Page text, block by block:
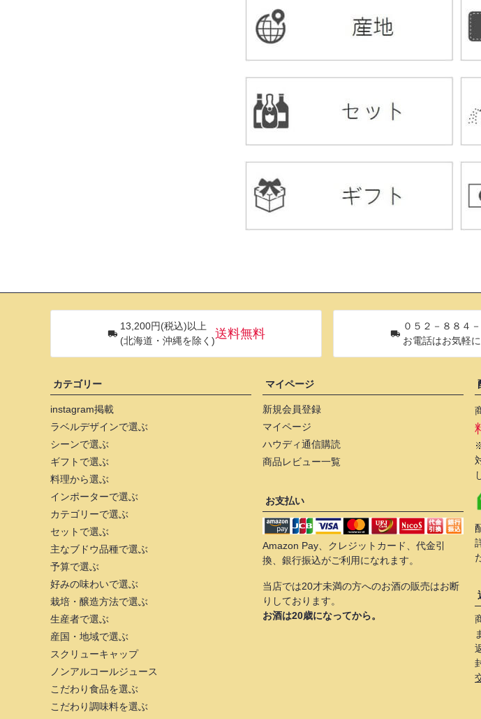
13,200円(税込)以上
(北海道・沖縄を除く)
送料無料
０５２－８８４
お電話はお気軽
カテゴリー
instagram掲載
ラベルデザインで選ぶ
シーンで選ぶ
ギフトで選ぶ
料理から選ぶ
インポーターで選ぶ
カテゴリーで選ぶ
セットで選ぶ
主なブドウ品種で選ぶ
予算で選ぶ
好みの味わいで選ぶ
栽培・醸造方法で選ぶ
生産者で選ぶ
産国・地域で選ぶ
スクリューキャップ
ノンアルコールジュース
こだわり食品を選ぶ
こだわり調味料を選ぶ
マイページ
新規会員登録
マイページ
ハウディ通信購読
商品レビュー一覧
お支払い
Amazon Pay、クレジットカード、代金引
換、銀行振込がご利用になれます。
当店では20才未満の方へのお酒の販売はお断
りしております。
お酒は20歳になってから。